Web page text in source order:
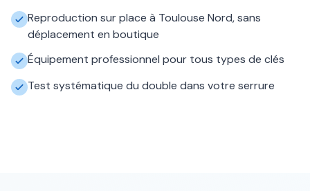
Reproduction sur place à Toulouse Nord, sans
déplacement en boutique
Équipement professionnel pour tous types de clés
Test systématique du double dans votre serrure